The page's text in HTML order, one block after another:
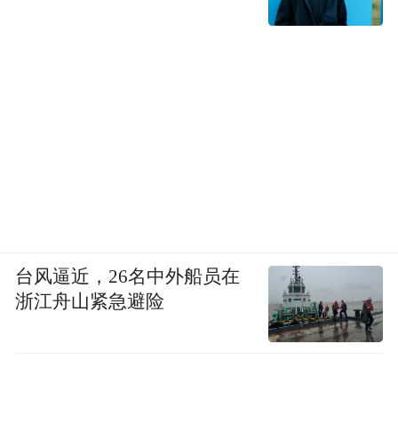
此外，遍布太原古县城的非遗民俗、街头巡
演轮番上演，更是将过年的氛围感拉满。小
吃摊贩叫卖声此起彼伏，为流光溢彩的古城
台风逼近，26名中外船员在
浙江舟山紧急避险